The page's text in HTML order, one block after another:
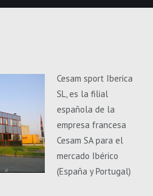
Cesam sport Iberica
SL, es la filial
española de la
empresa francesa
Cesam SA para el
mercado Ibérico
(España y Portugal)